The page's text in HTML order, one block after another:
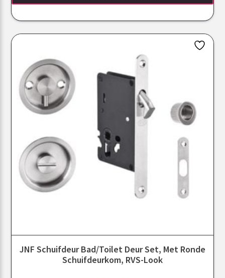
JNF Schuifdeur Bad/toilet Deur Set, Met Ronde
Schuifdeurkom, RVS-Look